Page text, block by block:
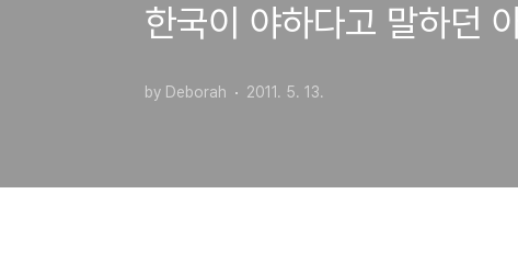
한국이 야하다고 말하던
by Deborah 2011. 5. 13.